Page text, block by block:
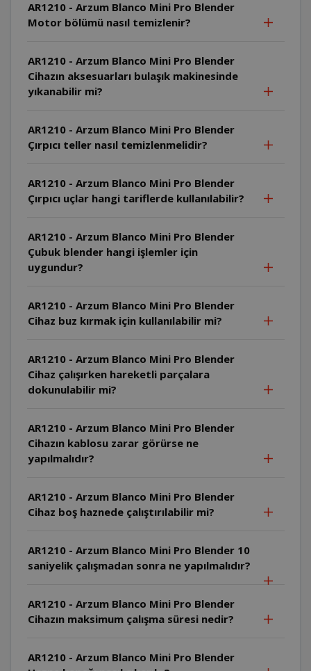
AR1210 - Arzum Blanco Mini Pro Blender
Motor bölümü nasıl temizlenir?
AR1210 - Arzum Blanco Mini Pro Blender
Cihazın aksesuarları bulaşık makinesinde
yıkanabilir mi?
AR1210 - Arzum Blanco Mini Pro Blender
Çırpıcı teller nasıl temizlenmelidir?
AR1210 - Arzum Blanco Mini Pro Blender
Çırpıcı uçlar hangi tariflerde kullanılabilir?
AR1210 - Arzum Blanco Mini Pro Blender
Çubuk blender hangi işlemler için
uygundur?
AR1210 - Arzum Blanco Mini Pro Blender
Cihaz buz kırmak için kullanılabilir mi?
AR1210 - Arzum Blanco Mini Pro Blender
Cihaz çalışırken hareketli parçalara
dokunulabilir mi?
AR1210 - Arzum Blanco Mini Pro Blender
Cihazın kablosu zarar görürse ne
yapılmalıdır?
AR1210 - Arzum Blanco Mini Pro Blender
Cihaz boş haznede çalıştırılabilir mi?
AR1210 - Arzum Blanco Mini Pro Blender 10
saniyelik çalışmadan sonra ne yapılmalıdır?
AR1210 - Arzum Blanco Mini Pro Blender
Cihazın maksimum çalışma süresi nedir?
AR1210 - Arzum Blanco Mini Pro Blender